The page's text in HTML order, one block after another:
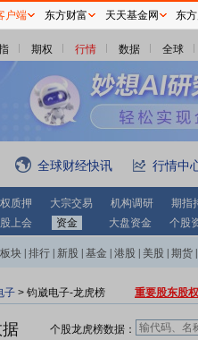
期权 行情 数据 全球
全球财经快讯 行情中
质押 大宗交易 机构调研
期指
上会 资金 大盘资金 个股
板块 排行 新股 基金 港股 美股 期货
子 > 钧崴电子-龙虎榜 重要股东股
个股龙虎榜数据：
户端 东方财富 天天基金网 东